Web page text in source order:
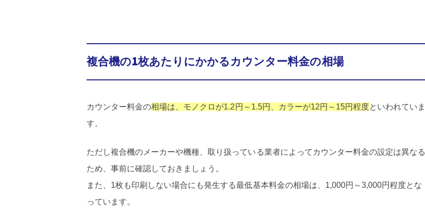
複合機の1枚あたりにかかるカウンター料金の相場
カウンター料金の相場は、モノクロが1.2円～1.5円、カラーが12円～15円程度といわれていま
す。
ただし複合機のメーカーや機種、取り扱っている業者によってカウンター料金の設定は異なる
ため、事前に確認しておきましょう。
また、1枚も印刷しない場合にも発生する最低基本料金の相場は、1,000円～3,000円程度とな
っています。